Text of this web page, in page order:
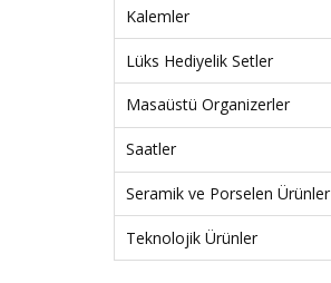
Kalemler
Lüks Hediyelik Setler
Masaüstü Organizerler
Saatler
Seramik ve Porselen Ürünler
Teknolojik Ürünler